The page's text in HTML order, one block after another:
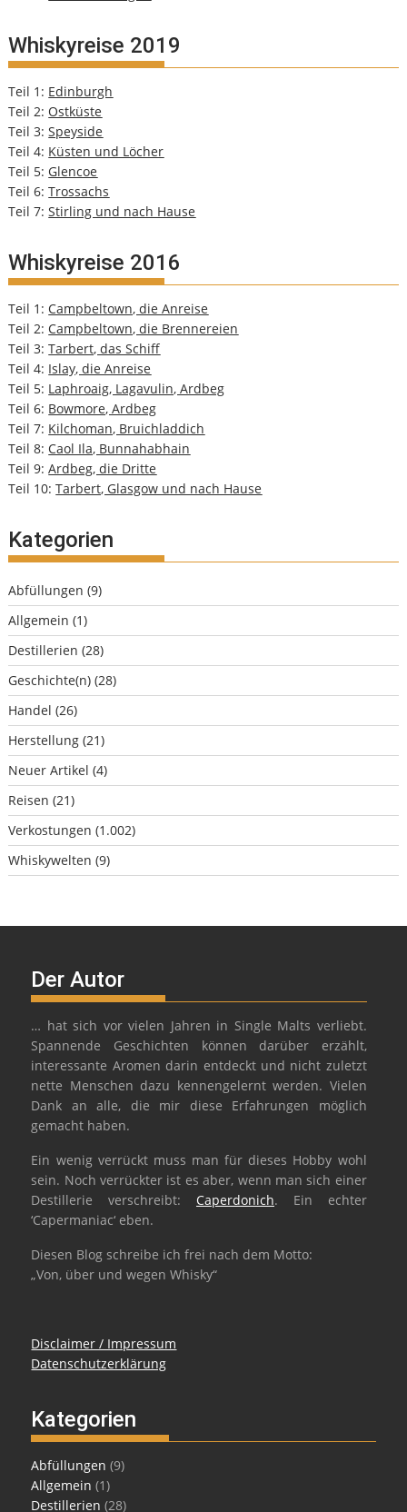
Whiskyreise 2019
Teil 1: Edinburgh
Teil 2: Ostküste
Teil 3:Speyside
Teil 4: Küsten und Löcher
Teil 5: Glencoe
Teil 6:Trossachs
Teil 7:Stirling und nach Hause
Whiskyreise 2016
Teil 1: Campbeltown, die Anreise
Teil 2: Campbeltown, die Brennereien
Teil 3:Tarbert, das Schiff
Teil 4: Islay, die Anreise
Teil 5: Laphroaig, Lagavulin, Ardbeg
Teil 6: Bowmore, Ardbeg
Teil 7: Kilchoman, Bruichladdich
Teil 8: Caol Ila, Bunnahabhain
Teil 9:Ardbeg, die Dritte
Teil 10:Tarbert, Glasgow und nach Hause
Kategorien
Abfüllungen (9)
Allgemein (1)
Destillerien (28)
Geschichte(n) (28)
Handel (26)
Herstellung (21)
Neuer Artikel (4)
Reisen (21)
Verkostungen (1.002)
Whiskywelten (9)
Der Autor
… hat sich vor vielen Jahren in Single Malts verliebt.
Spannende Geschichten können darüber erzählt,
interessante Aromen darin entdeckt und nicht zuletzt
nette Menschen dazu kennengelernt werden. Vielen
Dank an alle, die mir diese Erfahrungen möglich
gemacht haben.
Ein wenig verrückt muss man für dieses Hobby wohl
sein. Noch verrückter ist es aber, wenn man sich einer
Destillerie verschreibt: Caperdonich. Ein echter
‘Capermaniac‘ eben.
Diesen Blog schreibe ich frei nach dem Motto:
„Von, über und wegen Whisky“
Disclaimer / Impressum
Datenschutzerklärung
Kategorien
Abfüllungen (9)
Allgemein (1)
Destillerien (28)